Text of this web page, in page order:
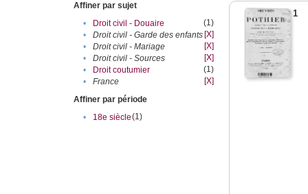
Affiner par sujet
•
Droit civil - Douaire
(1)
•
Droit civil - Garde des enfants [X]
•
Droit civil - Mariage
[X]
•
Droit civil - Sources
[X]
•
Droit coutumier
(1)
•
France
[X]
Affiner par période
•
18e siècle(1)
1